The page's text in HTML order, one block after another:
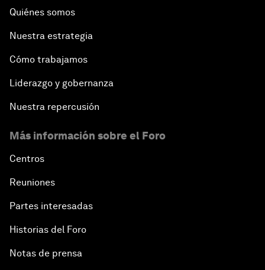
Quiénes somos
Nuestra estrategia
Cómo trabajamos
Liderazgo y gobernanza
Nuestra repercusión
Más información sobre el Foro
Centros
Reuniones
Partes interesadas
Historias del Foro
Notas de prensa